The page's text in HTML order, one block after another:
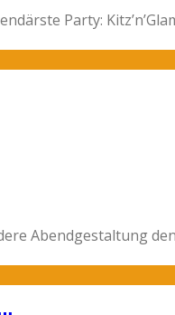
Party:
Abendgestaltung